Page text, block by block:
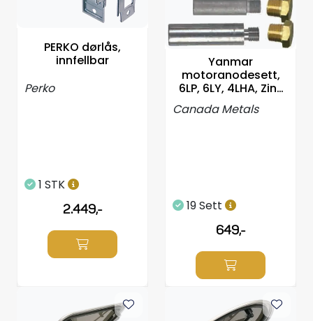
PERKO dørlås,
innfellbar
Perko
1 STK
2.449,-
Yanmar
motoranodesett,
6LP, 6LY, 4LHA, Zink
119574-18790
Canada Metals
19 Sett
649,-